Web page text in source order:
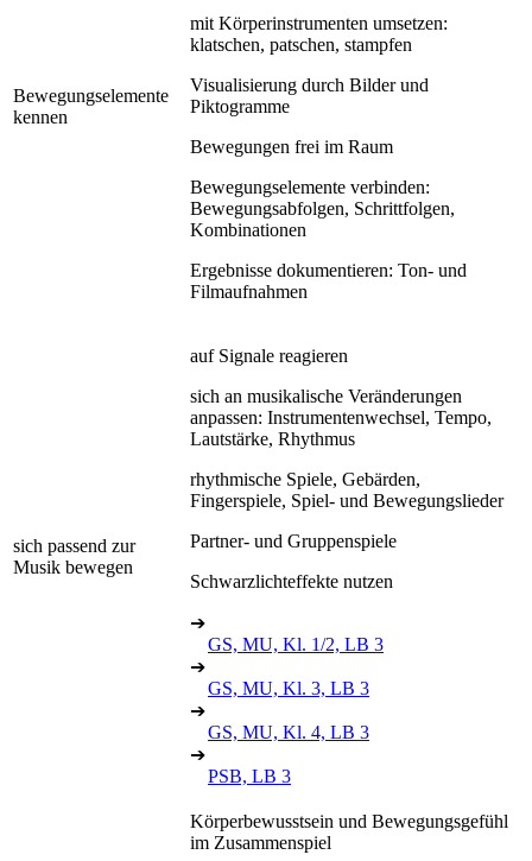
Bewegungselemente
kennen
mit Körperinstrumenten umsetzen:
klatschen, patschen, stampfen
Visualisierung durch Bilder und
Piktogramme
Bewegungen frei im Raum
Bewegungselemente verbinden:
Bewegungsabfolgen, Schrittfolgen,
Kombinationen
Ergebnisse dokumentieren: Ton- und
Filmaufnahmen
sich passend zur
Musik bewegen
auf Signale reagieren
sich an musikalische Veränderungen
anpassen: Instrumentenwechsel, Tempo,
Lautstärke, Rhythmus
rhythmische Spiele, Gebärden,
Fingerspiele, Spiel- und Bewegungslieder
Partner- und Gruppenspiele
Schwarzlichteffekte nutzen
➔
GS, MU, Kl. 1/2, LB 3
➔
GS, MU, Kl. 3, LB 3
➔
GS, MU, Kl. 4, LB 3
➔
PSB, LB 3
Körperbewusstsein und Bewegungsgefühl
im Zusammenspiel